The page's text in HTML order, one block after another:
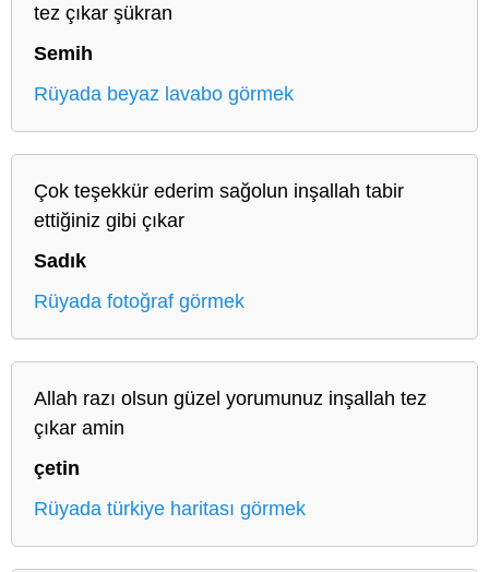
tez çıkar şükran
Semih
Rüyada beyaz lavabo görmek
Çok teşekkür ederim sağolun inşallah tabir
ettiğiniz gibi çıkar
Sadık
Rüyada fotoğraf görmek
Allah razı olsun güzel yorumunuz inşallah tez
çıkar amin
çetin
Rüyada türkiye haritası görmek